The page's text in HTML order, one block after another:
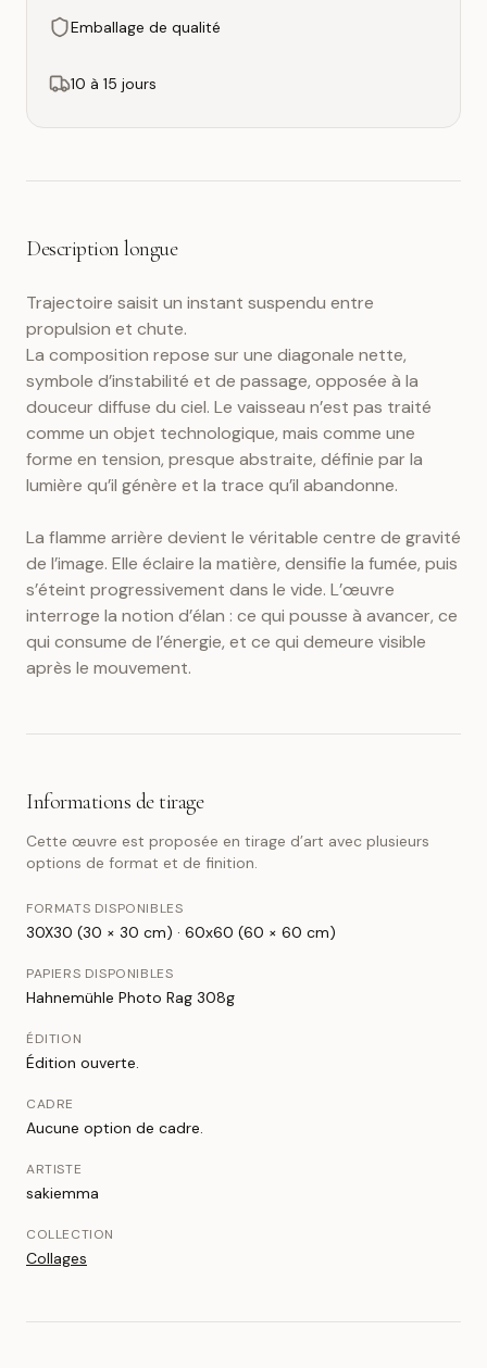
Emballage de qualité
10 à 15 jours
Description longue
Trajectoire saisit un instant suspendu entre
propulsion et chute.
La composition repose sur une diagonale nette,
symbole d’instabilité et de passage, opposée à la
douceur diffuse du ciel. Le vaisseau n’est pas traité
comme un objet technologique, mais comme une
forme en tension, presque abstraite, définie par la
lumière qu’il génère et la trace qu’il abandonne.
La flamme arrière devient le véritable centre de gravité
de l’image. Elle éclaire la matière, densifie la fumée, puis
s’éteint progressivement dans le vide. L’œuvre
interroge la notion d’élan : ce qui pousse à avancer, ce
qui consume de l’énergie, et ce qui demeure visible
après le mouvement.
Informations de tirage
Cette œuvre est proposée en tirage d’art avec plusieurs
options de format et de finition.
FORMATS DISPONIBLES
30X30 (30 × 30 cm) · 60x60 (60 × 60 cm)
PAPIERS DISPONIBLES
Hahnemühle Photo Rag 308g
ÉDITION
Édition ouverte.
CADRE
Aucune option de cadre.
ARTISTE
sakiemma
COLLECTION
Collages